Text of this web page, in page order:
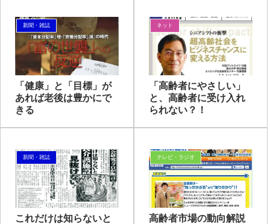
新聞・雑誌
「健康」と「目標」が
あれば老後は豊かにで
きる
ネット
「高齢者にやさしい」
と、高齢者に受け入れ
られない？！
新聞・雑誌
これだけは知らないと
テレビ・ラジオ
高齢者市場の動向解説